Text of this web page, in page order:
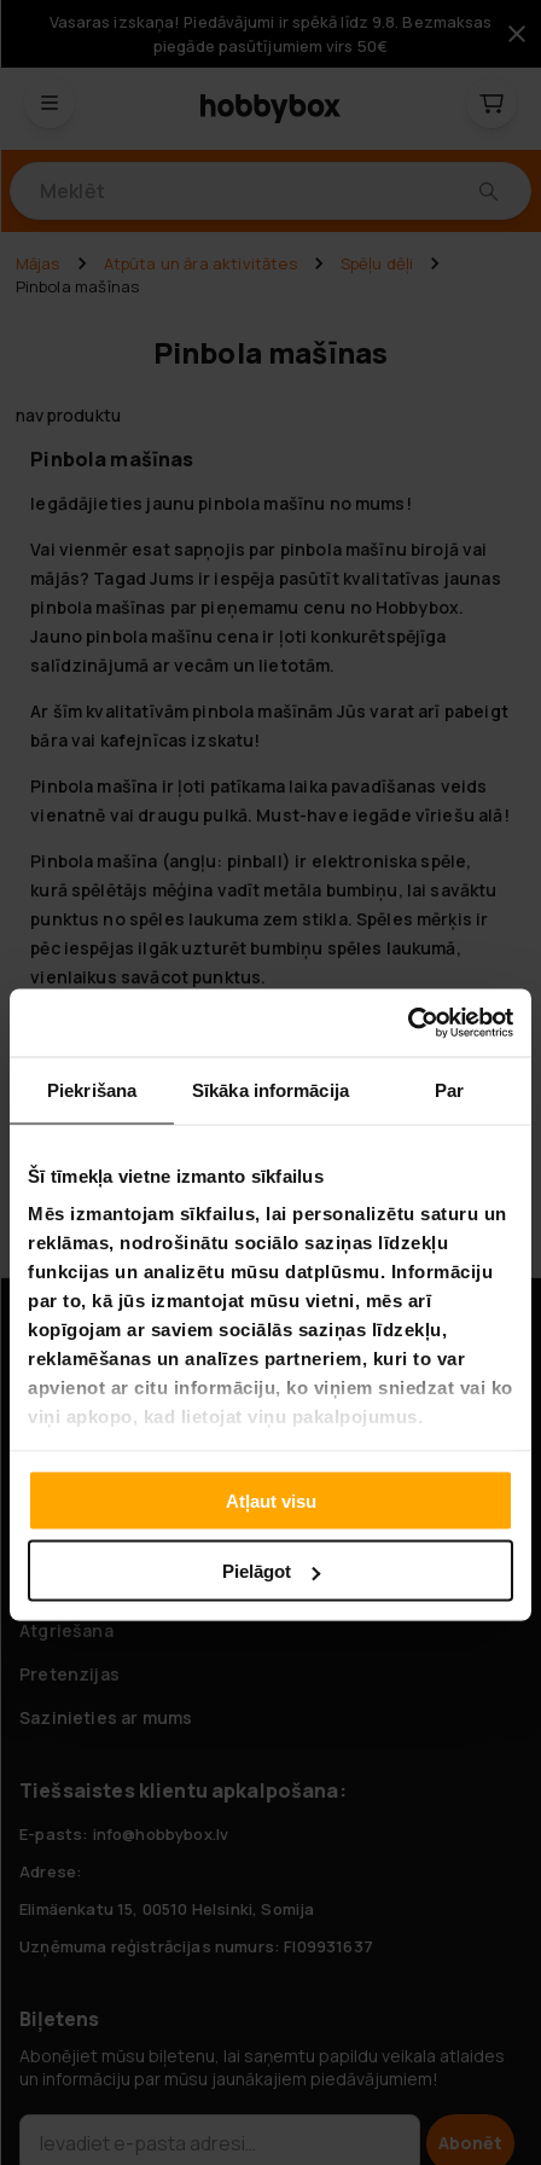
Piekrišana Sīkāka informācija Par
Šī tīmekļa vietne izmanto sīkfailus
Mēs izmantojam sīkfailus, lai personalizētu saturu un
reklāmas, nodrošinātu sociālo saziņas līdzekļu
funkcijas un analizētu mūsu datplūsmu. Informāciju
par to, kā jūs izmantojat mūsu vietni, mēs arī
kopīgojam ar saviem sociālās saziņas līdzekļu,
reklamēšanas un analīzes partneriem, kuri to var
apvienot ar citu informāciju, ko viņiem sniedzat vai ko
viņi apkopo, kad lietojat viņu pakalpojumus.
Atļaut visu
Pielāgot
Vasaras izskaņa! Piedāvājumi ir spēkā līdz 9.8. Bezmaksas
piegāde pasūtījumiem virs 50€
Mājas Atpūta un āra aktivitātes
Spēļu dēļi
Pinbola mašīnas
Pinbola mašīnas
nav produktu
Pinbola mašīnas
Iegādājieties jaunu pinbola mašīnu no mums!
Vai vienmēr esat sapņojis par pinbola mašīnu birojā vai
mājās? Tagad Jums ir iespēja pasūtīt kvalitatīvas jaunas
pinbola mašīnas par pieņemamu cenu no Hobbybox.
Jauno pinbola mašīnu cena ir ļoti konkurētspējīga
salīdzinājumā ar vecām un lietotām.
Ar šīm kvalitatīvām pinbola mašīnām Jūs varat arī pabeigt
bāra vai kafejnīcas izskatu!
Pinbola mašīna ir ļoti patīkama laika pavadīšanas veids
vienatnē vai draugu pulkā. Must-have iegāde vīriešu alā!
Pinbola mašīna (angļu: pinball) ir elektroniska spēle,
kurā spēlētājs mēģina vadīt metāla bumbiņu, lai savāktu
punktus no spēles laukuma zem stikla. Spēles mērķis ir
pēc iespējas ilgāk uzturēt bumbiņu spēles laukumā,
vienlaikus savācot punktus.
Jauno mašīnu cena šobrīd ir ļoti konkurētspējīga
mēnešu garantija. Jaunās mašīnas dabiski ietver PVN
Ja Jūs interesē pinbola mašīnas iegāde, lūdzu,
sazinieties ar mūsu klientu servisu čatā vai nosūtiet e-
pastu uz: info@hobbybox.fi
Informācija
Uzņēmuma informācija
Par mums
FAQ - Biežāk uzdotie jautājumi
Atgriešana
Pretenzijas
Sazinieties ar mums
Tiešsaistes klientu apkalpošana:
E-pasts: info@hobbybox.lv
Adrese:
Elimäenkatu 15, 00510 Helsinki, Somija
Uzņēmuma reģistrācijas numurs: FI09931637
Biļetens
Abonējiet mūsu biļetenu, lai saņemtu papildu veikala atlaides
un informāciju par mūsu jaunākajiem piedāvājumiem!
Abonēt